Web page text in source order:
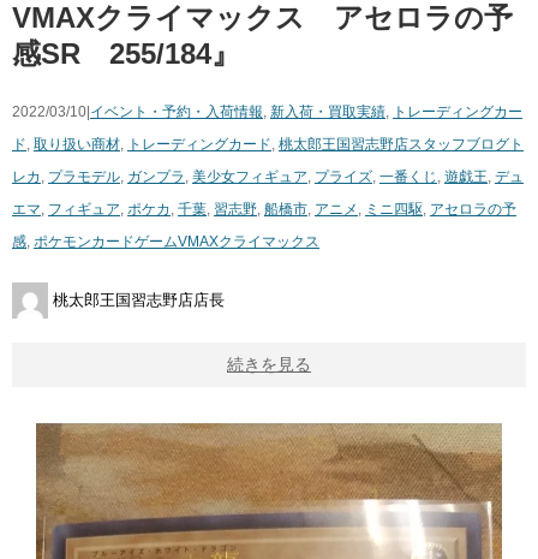
VMAXクライマックス アセロラの予
感SR 255/184』
2022/03/10| イベント・予約・入荷情報, 新入荷・買取実績, トレーディングカー
ド, 取り扱い商材, トレーディングカード, 桃太郎王国習志野店スタッフブログ ト
レカ , プラモデル, ガンプラ , 美少女フィギュア, プライズ, 一番くじ , 遊戯王, デュ
エマ, フィギュア, ポケカ , 千葉, 習志野, 船橋市, アニメ , ミニ四駆, アセロラの予
感, ポケモンカードゲームVMAXクライマックス
桃太郎王国習志野店店長
続きを見る